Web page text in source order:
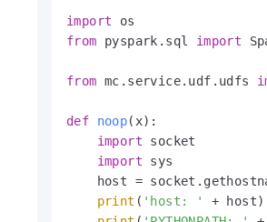
import
from pyspark.sql import
from mc.service.udf.udfs
def noop(x):
import socket
import sys
host =
print ( 'host: '
+ host)